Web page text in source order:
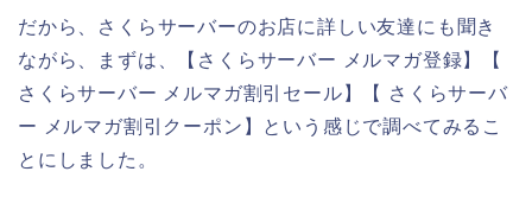
だから、さくらサーバーのお店に詳しい友達にも聞き
ながら、まずは、【さくらサーバー メルマガ登録】【
さくらサーバー メルマガ割引セール】【 さくらサーバ
ー メルマガ割引クーポン】という感じで調べてみるこ
とにしました。